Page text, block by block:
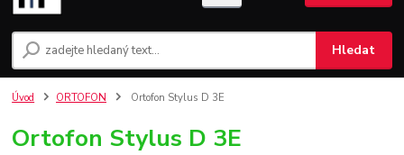
Hledat
Úvod ORTOFON Ortofon Stylus D 3E
Ortofon Stylus D 3E